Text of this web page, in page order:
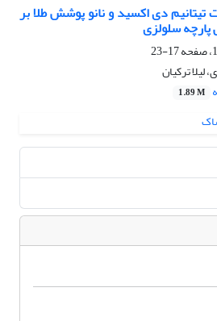
دی اکسید و نانو پوشش طلا بر
سلولزی
17-23
لیلا ترکیان
1.89 M